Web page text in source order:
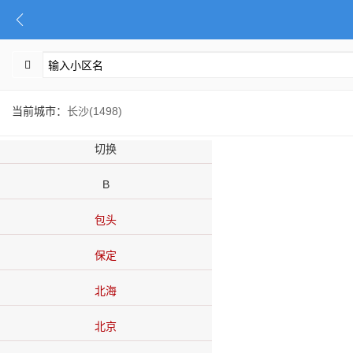
当前城市： 长沙(1498)
切换
B
包头
保定
北海
北京